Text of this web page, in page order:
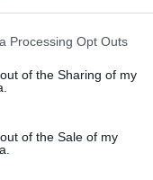
Processing Opt Outs
of the Sharing of my
of the Sale of my
58)
(68)